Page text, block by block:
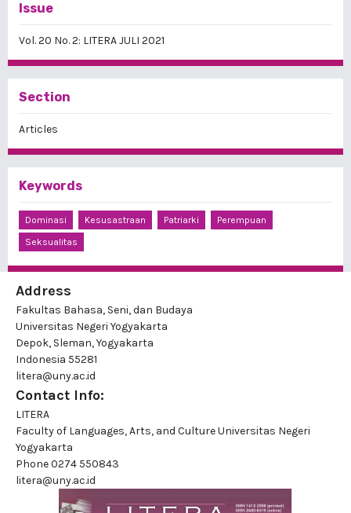
Issue
Vol. 20 No. 2: LITERA JULI 2021
Section
Articles
Keywords
Dominasi Kesusastraan Patriarki
Perempuan
Seksualitas
Address
Fakultas Bahasa, Seni, dan Budaya
Universitas Negeri Yogyakarta
Depok, Sleman, Yogyakarta
Indonesia 55281
litera@uny.ac.id
Contact Info:
LITERA
Faculty of Languages, Arts, and Culture Universitas Negeri
Yogyakarta
Phone0274 550843
litera@uny.ac.id